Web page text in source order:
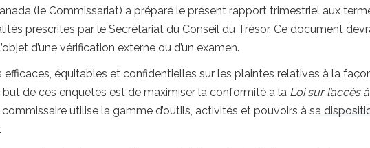
(le Commissariat) a préparé le présent rapport trimestriel aux
prescrites par le Secrétariat du Conseil du Trésor. Ce document
d’une vérification externe ou d’un examen.
équitables et confidentielles sur les plaintes relatives à la
but de ces enquêtes est de maximiser la conformité à la Loi sur l’accès
utilise la gamme d’outils, activités et pouvoirs à sa